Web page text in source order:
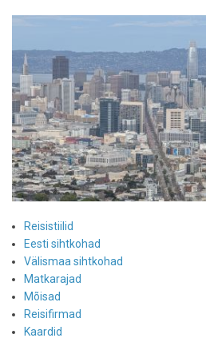
Reisistiilid
Eesti sihtkohad
Välismaa sihtkohad
Matkarajad
Mõisad
Reisifirmad
Kaardid